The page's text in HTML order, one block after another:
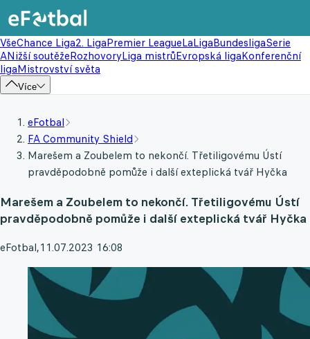
VšeChance Liga2. LigaPremier LeagueLaLigaBundesligaSerie
ANižší soutěžeRozhovoryLiga mistrůEvropská ligaKonferenční
ligaMistrovství světa
Více
eFotbal
FA Community Shield
Marešem a Zoubelem to nekončí. Třetiligovému Ústí
pravděpodobně pomůže i další exteplická tvář Hyčka
Marešem a Zoubelem to nekončí. Třetiligovému Ústí
pravděpodobně pomůže i další exteplická tvář Hyčka
eFotbal,11.07.2023 16:08